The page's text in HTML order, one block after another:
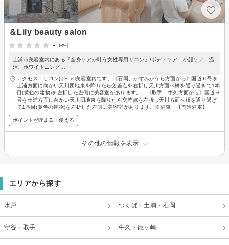
＆Lily beauty salon
-
(-件)
土浦市美容室内にある『全身ケアが叶う女性専用サロン』/ボディケア、小顔ケア、温
活、ホワイトニング…
アクセス：サロンはFLiC美容室内です。《石岡、かすみがうら方面から》国道６号を
土浦方面に向かい天川団地東を降りたら交差点を右折し天川方面へ橋を通り過ぎて1本
目(黄色の建物)を左折した左側に美容室があります。、《取手、牛久方面から》国道６
号を土浦方面に向かい天川団地東を降りたら交差点を左折し天川方面へ橋を通り過ぎ
て1本目(黄色の建物)を左折した左側に美容室があります。※駐車→【前進駐車】
ポイントが貯まる・使える
その他の情報を表示
エリアから探す
水戸 つくば・土浦・石岡
守谷・取手 牛久・龍ヶ崎